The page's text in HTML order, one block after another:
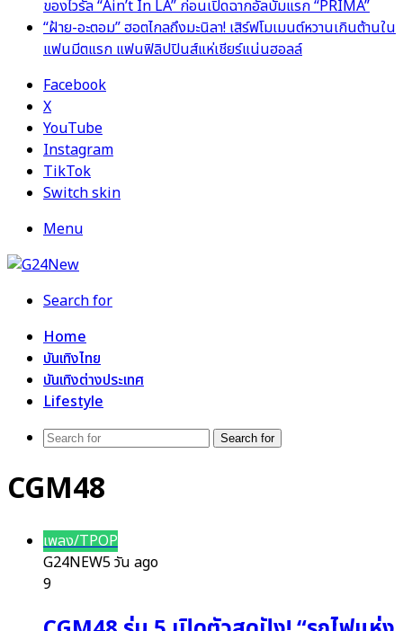
ของไวรัล “Ain’t In LA” ก่อนเปิดฉากอัลบั้มแรก “PRIMA”
“ฝ้าย-อะตอม” ฮอตไกลถึงมะนิลา! เสิร์ฟโมเมนต์หวานเกินต้านใน
แฟนมีตแรก แฟนฟิลิปปินส์แห่เชียร์แน่นฮอลล์
Facebook
X
YouTube
Instagram
TikTok
Switch skin
Menu
Search for
Home
บันเทิงไทย
บันเทิงต่างประเทศ
Lifestyle
Search for
CGM48
เพลง/TPOP
G24NEW5 วัน ago
9